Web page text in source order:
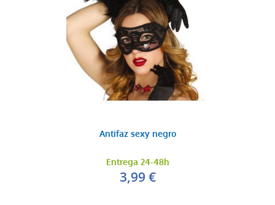
Antifaz sexy negro
Entrega 24-48h
3,99 €